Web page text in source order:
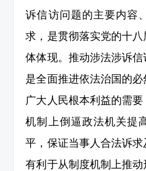
诉信访问题的主要内容
求，是贯彻落实党的十
体体现。推动涉法涉诉
是全面推进依法治国的
广大人民根本利益的需
机制上倒逼政法机关提
平，保证当事人合法诉求
有利于从制度机制上推